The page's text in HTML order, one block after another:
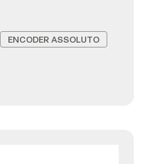
ENCODER ASSOLUTO